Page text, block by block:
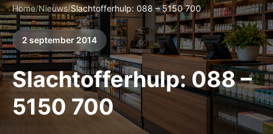
Home/Nieuws/Slachtofferhulp: 088 – 5150 700
2 september 2014
Slachtofferhulp: 088 –
5150 700